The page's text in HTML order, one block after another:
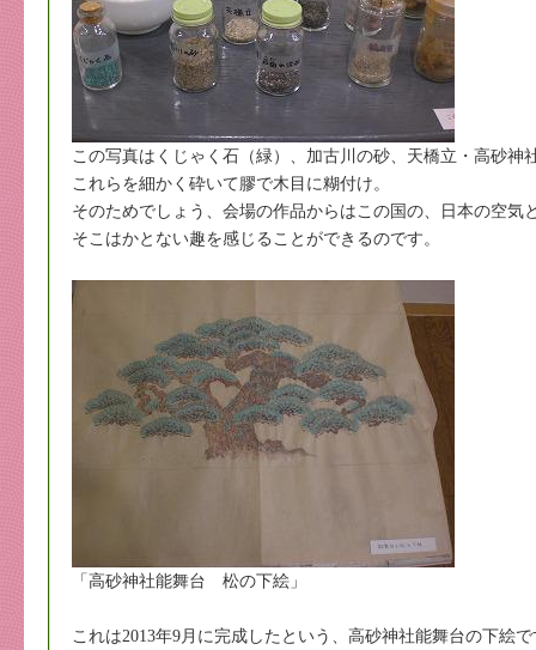
この写真はくじゃく石（緑）、加古川の砂、天橋立・高砂神
これらを細かく砕いて膠で木目に糊付け。
そのためでしょう、会場の作品からはこの国の、日本の空気
そこはかとない趣を感じることができるのです。
「高砂神社能舞台 松の下絵」
これは2013年9月に完成したという、高砂神社能舞台の下絵